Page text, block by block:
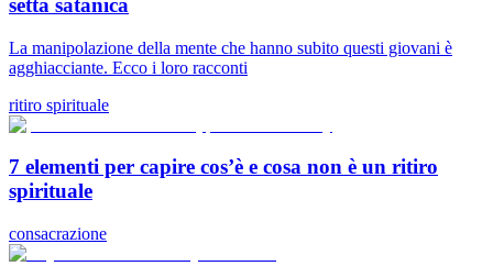
setta satanica
La manipolazione della mente che hanno subito questi giovani è
agghiacciante. Ecco i loro racconti
ritiro spirituale
7 elementi per capire cos’è e cosa non è un ritiro
spirituale
consacrazione